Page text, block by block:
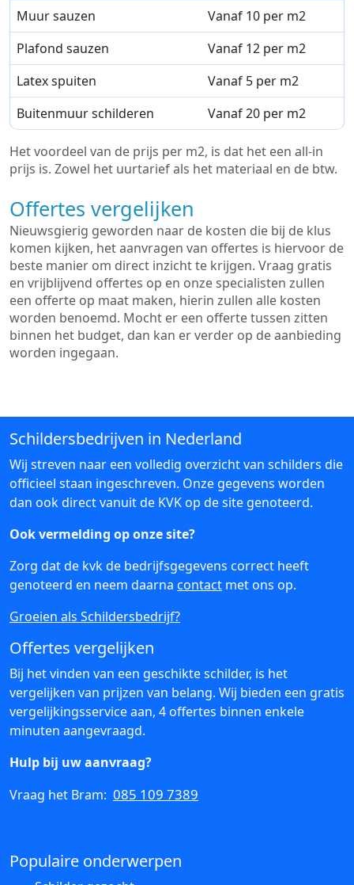
Muur sauzen
Vanaf 10 per m2
Plafond sauzen
Vanaf 12 per m2
Latex spuiten
Vanaf 5 per m2
Buitenmuur schilderen
Vanaf 20 per m2
Het voordeel van de prijs per m2, is dat het een all-in
prijs is. Zowel het uurtarief als het materiaal en de btw.
Offertes vergelijken
Nieuwsgierig geworden naar de kosten die bij de klus
komen kijken, het aanvragen van offertes is hiervoor de
beste manier om direct inzicht te krijgen. Vraag gratis
en vrijblijvend offertes op en onze specialisten zullen
een offerte op maat maken, hierin zullen alle kosten
worden benoemd. Mocht er een offerte tussen zitten
binnen het budget, dan kan er verder op de aanbieding
worden ingegaan.
Schildersbedrijven in Nederland
Wij streven naar een volledig overzicht van schilders die
officieel staan ingeschreven. Onze gegevens worden
dan ook direct vanuit de KVK op de site genoteerd.
Ook vermelding op onze site?
Zorg dat de kvk de bedrijfsgegevens correct heeft
genoteerd en neem daarna contact met ons op.
Groeien als Schildersbedrijf?
Offertes vergelijken
Bij het vinden van een geschikte schilder, is het
vergelijken van prijzen van belang. Wij bieden een gratis
vergelijkingsservice aan, 4 offertes binnen enkele
minuten aangevraagd.
Hulp bij uw aanvraag?
Vraag het Bram: 085 109 7389
Populaire onderwerpen